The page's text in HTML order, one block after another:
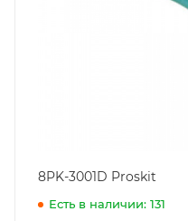
8PK-3001D Proskit
Есть в наличии: 131